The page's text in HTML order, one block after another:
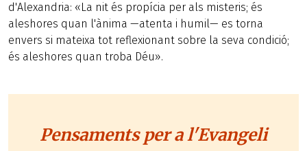
d'Alexandria: «La nit és propícia per als misteris; és
aleshores quan l'ànima —atenta i humil— es torna
envers si mateixa tot reflexionant sobre la seva condició;
és aleshores quan troba Déu».
Pensaments per a l'Evangeli